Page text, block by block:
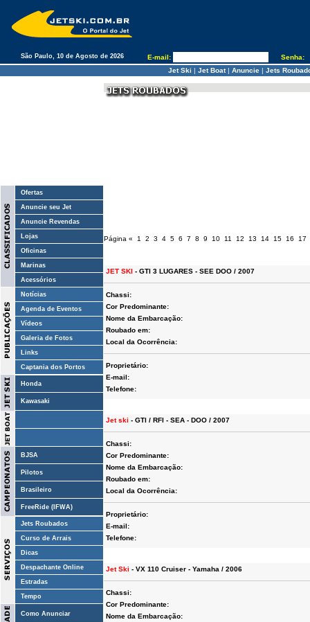
São Paulo, 10 de Agosto de 2026 E-mail:
Senha:
Jet Ski | Jet Boat| Anuncie| Jets
Ofertas
Anuncie seu Jet
Anuncie Revendas
Lojas
Oficinas
Marinas
Acessórios
Notícias
Agenda de Eventos
Vídeos
Galeria de Fotos
Links
Captania dos Portos
Honda
Kawasaki
BJSA
Pilotos
Brasileiro
FreeRide (IFWA)
Jets Roubados
Curso de Arrais
Dicas
Despachante Online
Estradas
Tempo
Como Anunciar
Página « 1 2 3 4 5 6 7 8 9 10 11 12 13 14 15 16 17
JET SKI - GTI 3 LUGARES - SEE DOO / 2007
Chassi:
Cor Predominante:
Nome da Embarcação:
Roubado em:
Local da Ocorrência:
Proprietário:
E-mail:
Telefone:
Jet ski - GTI / RFI - SEA - DOO / 2007
Chassi:
Cor Predominante:
Nome da Embarcação:
Roubado em:
Local da Ocorrência:
Proprietário:
E-mail:
Telefone:
Jet Ski - VX 110 Cruiser - Yamaha / 2006
Chassi:
Cor Predominante:
Nome da Embarcação: